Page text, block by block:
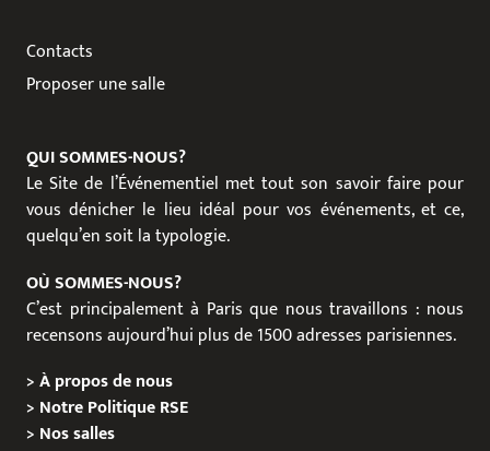
Contacts
Proposer une salle
QUI SOMMES-NOUS?
Le Site de l’Événementiel met tout son savoir faire pour
vous dénicher le lieu idéal pour vos événements, et ce,
quelqu’en soit la typologie.
OÙ SOMMES-NOUS?
C’est principalement à Paris que nous travaillons : nous
recensons aujourd’hui plus de 1500 adresses parisiennes.
>À propos de nous
> Notre Politique RSE
> Nos salles